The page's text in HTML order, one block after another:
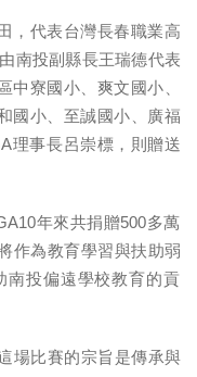
，代表台灣長春職業高
南投副縣長王瑞德代表
中寮國小、爽文國小、
國小、 至誠國小、廣福
理事長呂崇標，則贈送
年來共捐贈500多萬
作為教育學習與扶助弱
南投偏遠學校教育的貢
場比賽的宗旨是傳承與